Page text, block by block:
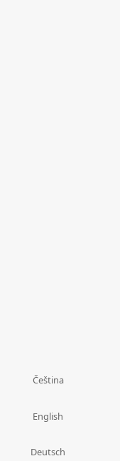
Čeština
English
Deutsch